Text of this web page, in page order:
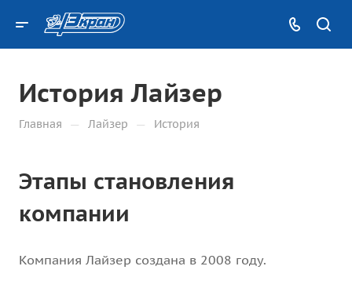
История Лайзер
Главная — Лайзер — История
Этапы становления
компании
Компания Лайзер создана в 2008 году.